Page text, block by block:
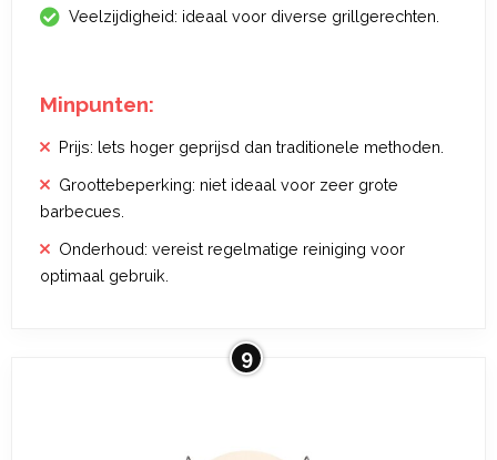
Veelzijdigheid: ideaal voor diverse grillgerechten.
Minpunten:
Prijs: lets hoger geprijsd dan traditionele methoden.
Groottebeperking: niet ideaal voor zeer grote
barbecues.
Onderhoud: vereist regelmatige reiniging voor
optimaal gebruik.
9